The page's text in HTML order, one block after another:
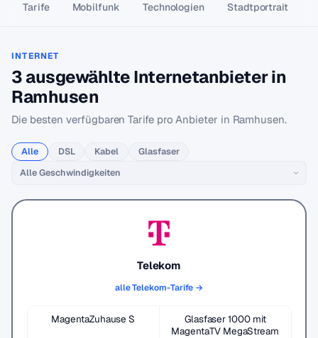
Tarife Mobilfunk Technologien Stadtportrait
INTERNET
3 ausgewählte Internetanbieter in
Ramhusen
Die besten verfügbaren Tarife pro Anbieter in Ramhusen.
Alle DSL Kabel Glasfaser
Telekom
alle Telekom-Tarife →
MagentaZuhause S
Glasfaser 1000 mit
MagentaTV MegaStream